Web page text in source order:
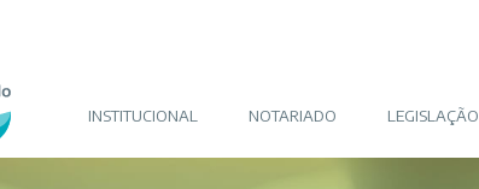
INSTITUCIONAL NOTARIADO LEGISLAÇÃO